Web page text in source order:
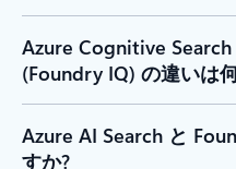
Azure Cognitive
(Foundry IQ) の違いは
Azure AI Search と
すか?